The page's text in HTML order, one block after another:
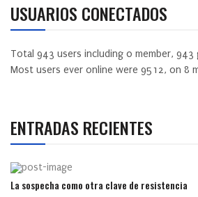
USUARIOS CONECTADOS
Total 943 users including 0 member, 943
Most users ever online were 9512, on 8
ENTRADAS RECIENTES
La sospecha como otra clave de resistencia